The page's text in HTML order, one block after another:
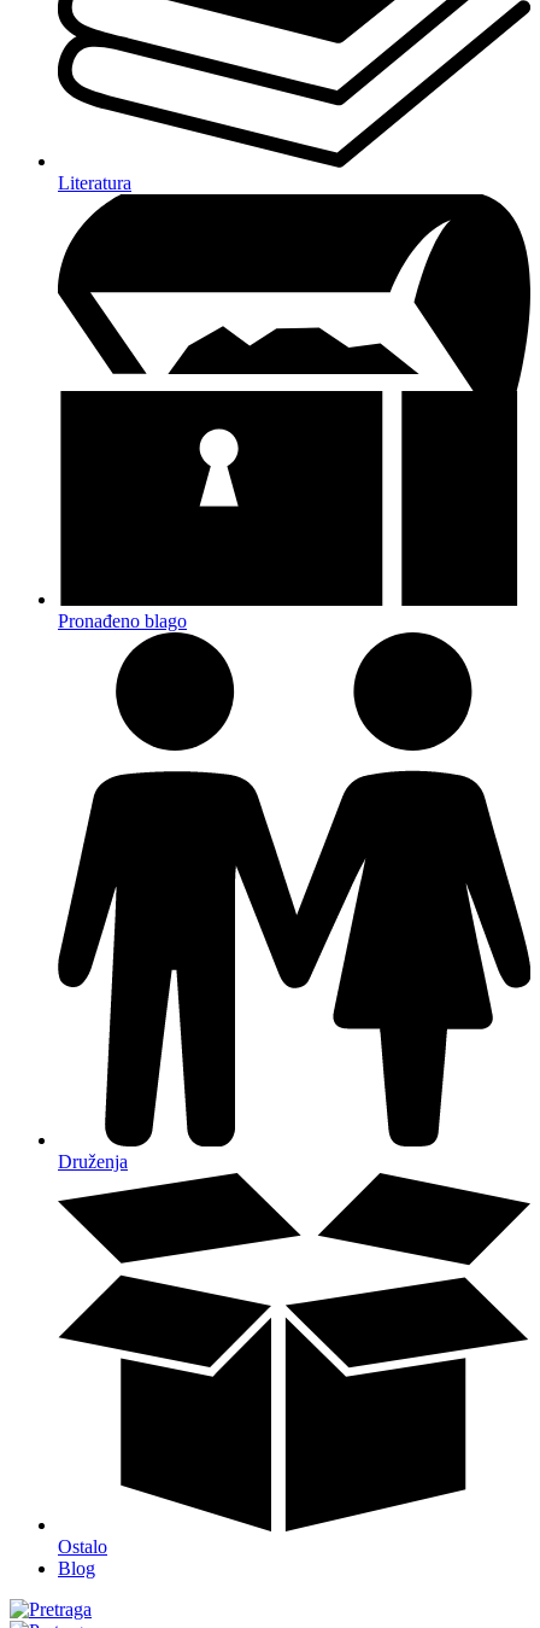
Literatura
Pronađeno blago
Druženja
Ostalo
Blog